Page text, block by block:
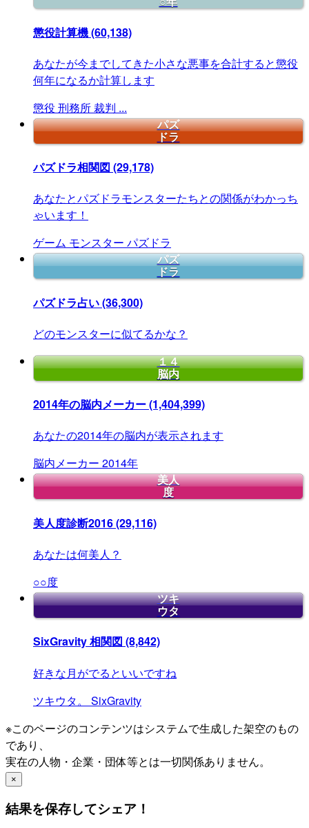
懲役計算機(60,138)
あなたが今までしてきた小さな悪事を合計すると懲役
何年になるか計算します
懲役 刑務所裁判 ...
パズ
ドラ
パズドラ相関図 (29,178)
あなたとパズドラモンスターたちとの関係がわかっち
ゃいます！
ゲーム モンスター パズドラ
パズ
ドラ
パズドラ占い(36,300)
どのモンスターに似てるかな？
１４
脳内
2014年の脳内メーカー(1,404,399)
あなたの2014年の脳内が表示されます
脳内メーカー 2014年
美人
度
美人度診断2016(29,116)
あなたは何美人？
○○度
ツキ
ウタ
SixGravity 相関図 (8,842)
好きな月がでるといいですね
ツキウタ。
SixGravity
※このページのコンテンツはシステムで生成した架空のもの
であり、
実在の人物・企業・団体等とは一切関係ありません。
×
結果を保存してシェア！